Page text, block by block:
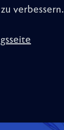
verbessern.